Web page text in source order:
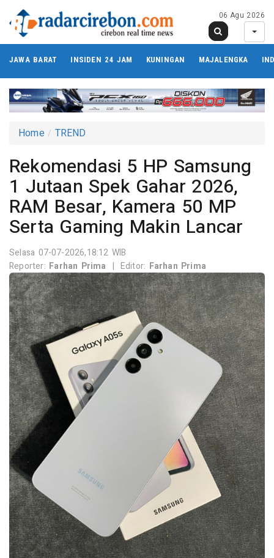
06 Agu 2026
JAWA BARAT INSIDEN 24 JAM KUNINGAN MAJALENGKA
Home TREND
Rekomendasi 5 HP Samsung
1 Jutaan Spek Gahar 2026,
RAM Besar, Kamera 50 MP
Serta Gaming Makin Lancar
Selasa 07-07-2026,18:12 WIB
Reporter: Farhan Prima | Editor: Farhan Prima